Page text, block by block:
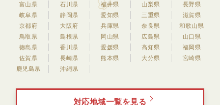
富山県
石川県 福井県 山梨県
長野県
岐阜県
静岡県 愛知県 三重県
滋賀県
京都府
大阪府 兵庫県 奈良県
和歌山県
鳥取県
島根県 岡山県 広島県
山口県
徳島県
香川県 愛媛県 高知県
福岡県
佐賀県
長崎県 熊本県 大分県
宮崎県
鹿児島県
沖縄県
対応地域一覧を見る